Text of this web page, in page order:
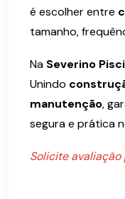
é escolher entre
tamanho,
Na Severino
Unindo
manutenção,
segura e prática
Solicite avaliação